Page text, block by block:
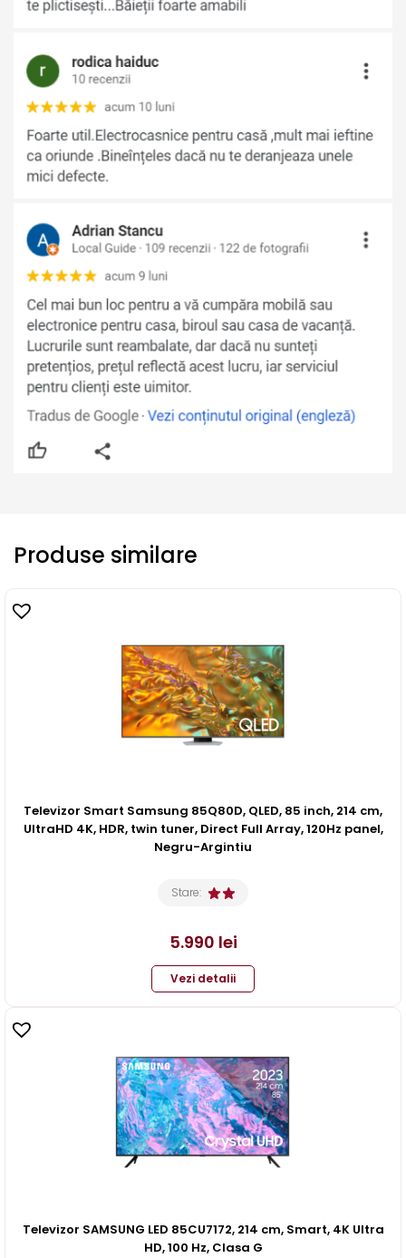
Produse similare
Televizor Smart Samsung 85Q80D, QLED, 85 inch, 214 cm,
UltraHD 4K, HDR, twin tuner, Direct Full Array, 120Hz panel,
Negru-Argintiu
Stare:
5.990 lei
Vezi detalii
Televizor SAMSUNG LED 85CU7172, 214 cm, Smart, 4K Ultra
HD, 100 Hz, Clasa G